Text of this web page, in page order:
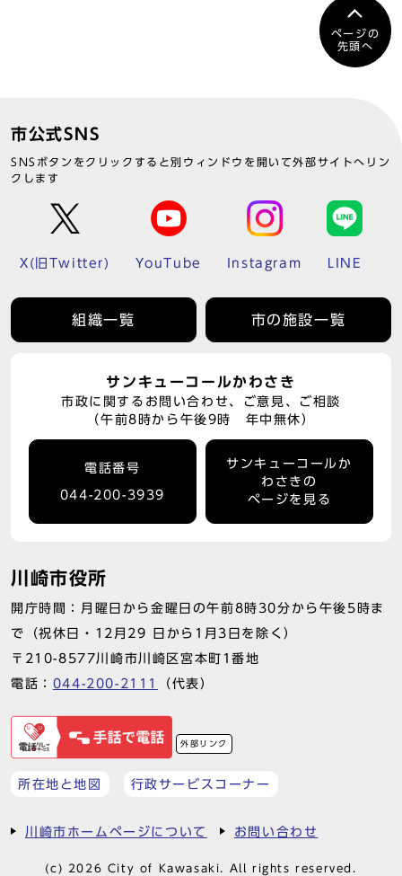
ページの
先頭へ
市公式SNS
SNSボタンをクリックすると別ウィンドウを開いて外部サイトへリン
クします
X(旧Twitter) YouTube Instagram LINE
組織一覧 市の施設一覧
サンキューコールかわさき
市政に関するお問い合わせ、ご意見、ご相談
（午前8時から午後9時 年中無休）
電話番号
044-200-3939
サンキューコールか
わさきの
ページを見る
川崎市役所
開庁時間：月曜日から金曜日の午前8時30分から午後5時ま
で（祝休日・12月29 日から1月3日を除く）
〒210-8577川崎市川崎区宮本町1番地
電話： 044-200-2111 （代表）
外部リンク
所在地と地図 行政サービスコーナー
川崎市ホームページについて お問い合わせ
(c) 2026 City of Kawasaki. All rights reserved.